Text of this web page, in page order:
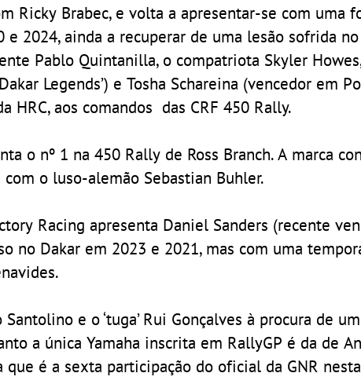
Ricky Brabec, e volta a apresentar-se com uma
2024, ainda a recuperar de uma lesão sofrida
Pablo Quintanilla, o compatriota Skyler
Legends’) e Tosha Schareina (vencedor em
HRC, aos comandos das CRF 450 Rally.
o nº 1 na 450 Rally de Ross Branch. A marca
o luso-alemão Sebastian Buhler.
Racing apresenta Daniel Sanders (recente
no Dakar em 2023 e 2021, mas com uma
e o ‘tuga’ Rui Gonçalves à procura de
a única Yamaha inscrita em RallyGP é da de
que é a sexta participação do oficial da GNR